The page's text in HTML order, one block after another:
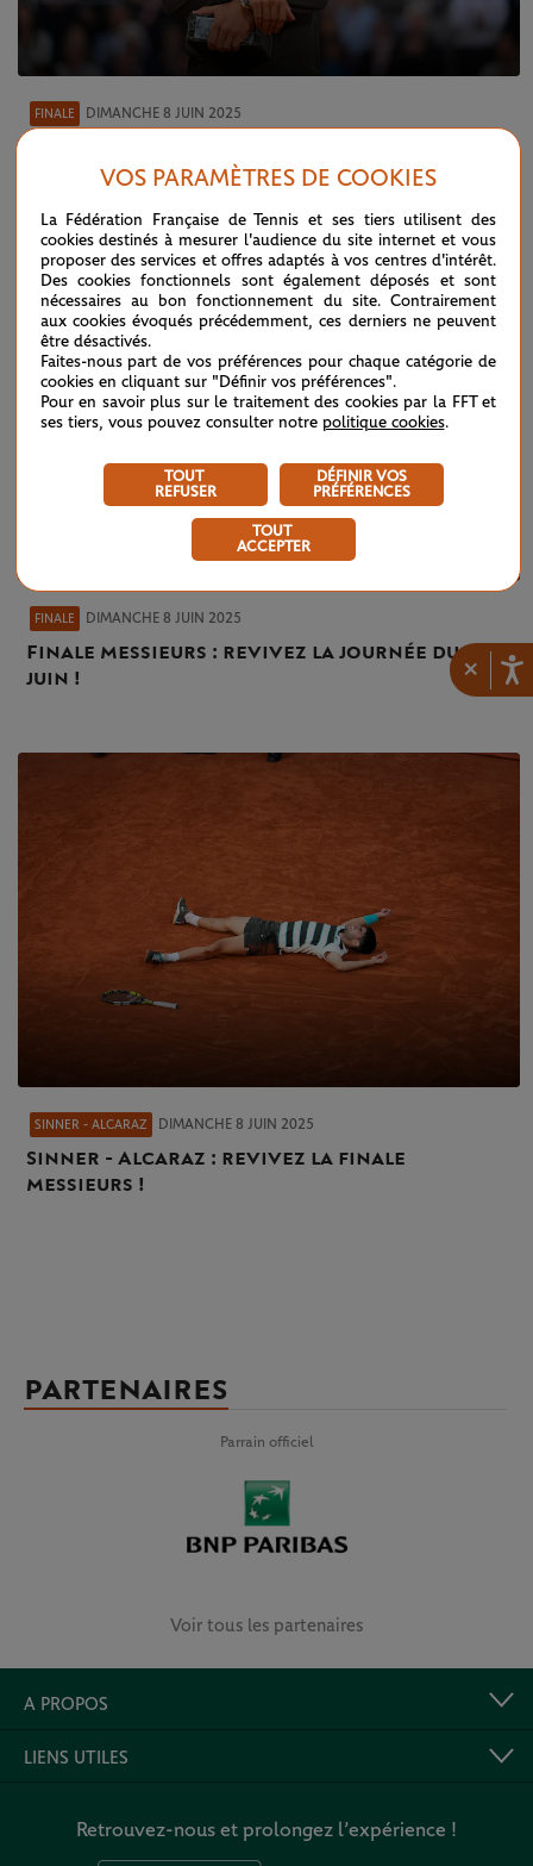
×
FINALE DIMANCHE 8 JUIN 2025
d’anthologie
FINALE DIMANCHE 8 JUIN 2025
Finale messieurs : revivez la journée du 8
juin !
SINNER - ALCARAZ DIMANCHE 8 JUIN 2025
Sinner - Alcaraz : revivez la finale
messieurs !
PARTENAIRES
Parrain officiel
Voir tous les partenaires
A PROPOS
LIENS UTILES
Retrouvez-nous et prolongez l’expérience !
VOS PARAMÈTRES DE COOKIES
La Fédération Française de Tennis et ses tiers utilisent des
cookies destinés à mesurer l'audience du site internet et vous
proposer des services et offres adaptés à vos centres d'intérêt.
Des cookies fonctionnels sont également déposés et sont
nécessaires au bon fonctionnement du site. Contrairement
aux cookies évoqués précédemment, ces derniers ne peuvent
être désactivés.
Faites-nous part de vos préférences pour chaque catégorie de
cookies en cliquant sur "Définir vos préférences".
Pour en savoir plus sur le traitement des cookies par la FFT et
ses tiers, vous pouvez consulter notre politique cookies.
TOUT
REFUSER
DÉFINIR VOS
PRÉFÉRENCES
TOUT
ACCEPTER